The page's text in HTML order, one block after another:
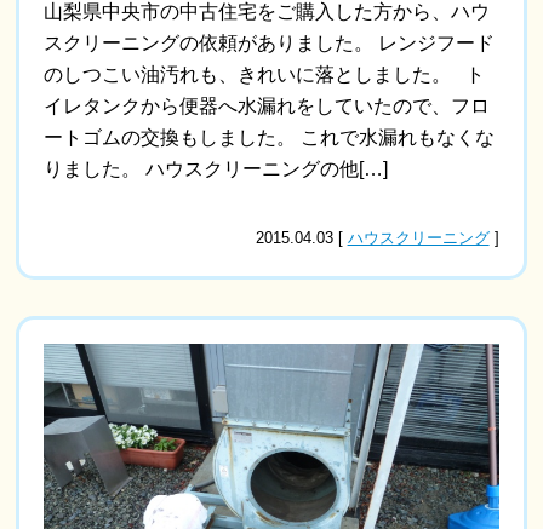
山梨県中央市の中古住宅をご購入した方から、ハウ
スクリーニングの依頼がありました。 レンジフード
のしつこい油汚れも、きれいに落としました。 ト
イレタンクから便器へ水漏れをしていたので、フロ
ートゴムの交換もしました。 これで水漏れもなくな
りました。 ハウスクリーニングの他[…]
2015.04.03 [ ハウスクリーニング]